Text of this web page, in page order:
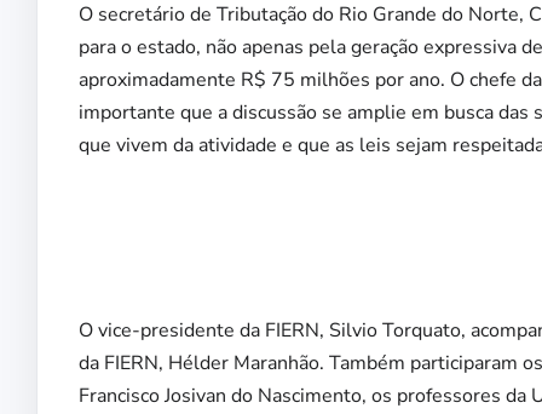
O secretário de Tributação do Rio Grande do Norte,
para o estado, não apenas pela geração expressiva
aproximadamente R$ 75 milhões por ano. O chefe
importante que a discussão se amplie em busca das
que vivem da atividade e que as leis sejam
O vice-presidente da FIERN, Silvio Torquato,
da FIERN, Hélder Maranhão. Também participaram
Francisco Josivan do Nascimento, os professores da